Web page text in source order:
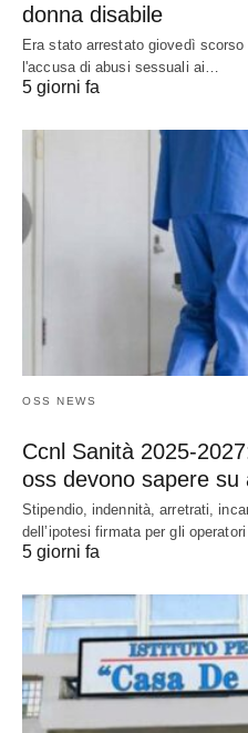
donna disabile
Era stato arrestato giovedì
l'accusa di abusi sessuali ai…
5 giorni fa
OSS NEWS
Ccnl Sanità 2025-
oss devono sapere
Stipendio, indennità, arretrati,
dell’ipotesi firmata per gli
5 giorni fa